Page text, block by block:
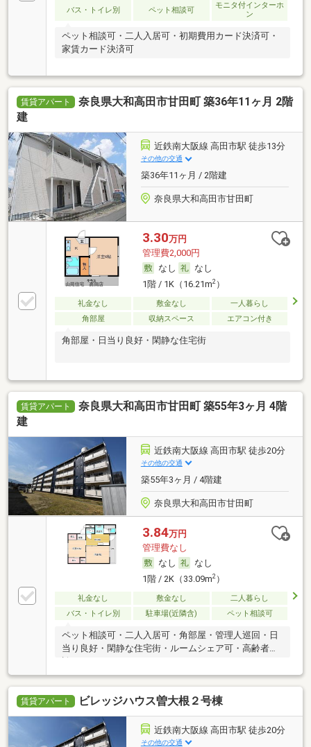
バス・トイレ別 ペット相談可
モニタ付インターホ
ン
ペット相談可・二人入居可・初期費用カード決済可・
家賃カード決済可
賃貸アパート
奈良県大和高田市甘田町 築36年11ヶ月 2階
建
近鉄南大阪線 高田市駅 徒歩13分
その他の交通
築36年11ヶ月 / 2階建
奈良県大和高田市甘田町
3.30万円
管理費2,000円
なし
なし
1階 / 1K（16.21m2）
礼金なし 敷金なし
一人暮らし
角部屋
収納スペース エアコン付き
角部屋・日当り良好・閑静な住宅街
賃貸アパート
奈良県大和高田市甘田町 築55年3ヶ月 4階
建
近鉄南大阪線 高田市駅 徒歩20分
その他の交通
築55年3ヶ月 / 4階建
奈良県大和高田市甘田町
3.84万円
管理費なし
なし
なし
1階 / 2K（33.09m2）
礼金なし 敷金なし
二人暮らし
バス・トイレ別
駐車場(近隣含) ペット相談可
ペット相談可・二人入居可・角部屋・管理人巡回・日
当り良好・閑静な住宅街・ルームシェア可・高齢者相
賃貸アパート ビレッジハウス曽大根２号棟
近鉄南大阪線 高田市駅 徒歩20分
その他の交通